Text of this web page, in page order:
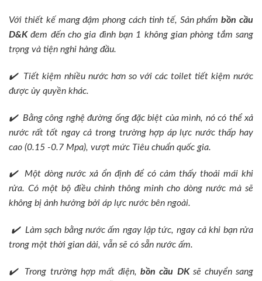
Với thiết kế mang đậm phong cách tinh tế, Sản phẩmbồn cầu
D&Kđem đến cho gia đình bạn 1 không gian phòng tắm sang
trọng và tiện nghi hàng đầu.
✔️ Tiết kiệm nhiều nước hơn so với các toilet tiết kiệm nước
được ủy quyền khác.
✔️ Bằng công nghệ đường ống đặc biệt của mình, nó có thể xả
nước rất tốt ngay cả trong trường hợp áp lực nước thấp hay
cao (0.15 -0.7 Mpa), vượt mức Tiêu chuẩn quốc gia.
✔️ Một dòng nước xả ổn định để có cảm thấy thoải mái khi
rửa. Có một bộ điều chỉnh thông minh cho dòng nước mà sẽ
không bị ảnh hưởng bởi áp lực nước bên ngoài.
✔️ Làm sạch bằng nước ấm ngay lập tức, ngay cả khi bạn rửa
trong một thời gian dài, vẫn sẽ có sẵn nước ấm.
✔️ Trong trường hợp mất điện,bồn cầu DKsẽ chuyển sang